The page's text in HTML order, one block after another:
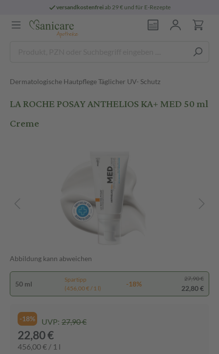
versandkostenfreiab 29 € und für E-Rezepte
Dermatologische Hautpflege Täglicher UV- Schutz
LA ROCHE POSAY ANTHELIOS KA+ MED 50 ml
Creme
Abbildung kann abweichen
50 ml
Spartipp
(456,00 € / 1 l)
-18%
27,90 €
22,80 €
-18% UVP: 27,90 €
22,80 €
456,00 € / 1 l